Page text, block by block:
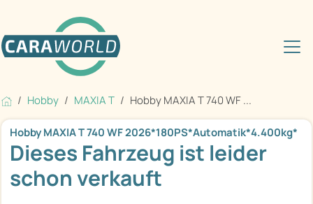
Hobby MAXIA T Hobby MAXIA T 740 WF ...
Hobby MAXIA T 740 WF 2026*180PS*Automatik*4.400kg*
Dieses Fahrzeug ist leider
schon verkauft